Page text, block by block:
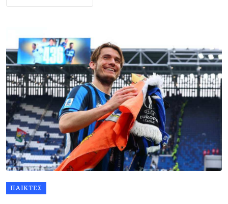
ΠΑΊΚΤΕΣ